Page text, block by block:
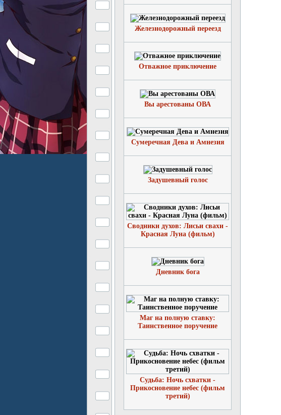
Железнодорожный переезд
Отважное приключение
Вы арестованы ОВА
Сумеречная Дева и Амнезия
Задушевный голос
Сводники духов: Лисьи свахи -
Красная Луна (фильм)
Дневник бога
Маг на полную ставку:
Таинственное поручение
Судьба: Ночь схватки -
Прикосновение небес (фильм
третий)